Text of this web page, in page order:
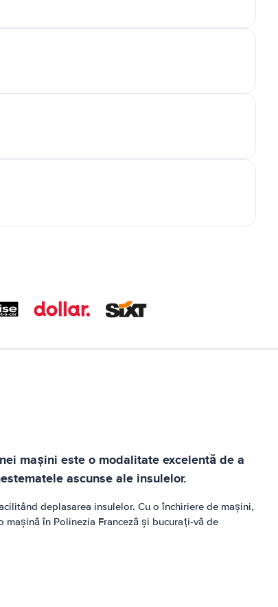
mașini este o modalitate excelentă de a
ascunse ale insulelor.
deplasarea insulelor. Cu o închiriere de mașini,
în Polinezia Franceză și bucurați-vă de